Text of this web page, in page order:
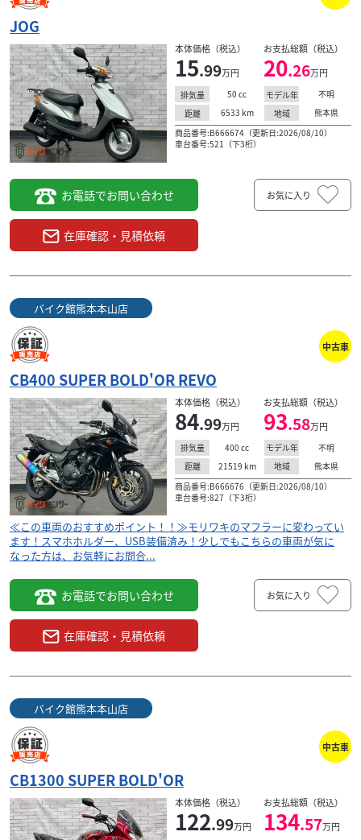
JOG
本体価格（税込）
15.99万円
お支払総額（税込）
20.26万円
排気量 50 cc モデル年
不明
距離
6533 km 地域
熊本県
商品番号:B666674（更新日:2026/08/10）
車台番号:521（下3桁）
お電話でお問い合わせ
在庫確認・見積依頼
お気に入り
バイク館熊本本山店
中古車
CB400 SUPER BOLD'OR REVO
本体価格（税込）
84.99万円
お支払総額（税込）
93.58万円
排気量 400 cc モデル年
不明
距離
21519 km 地域
熊本県
商品番号:B666676（更新日:2026/08/10）
車台番号:827（下3桁）
≪この車両のおすすめポイント！！≫モリワキのマフラーに変わってい
ます！スマホホルダー、USB装備済み！少しでもこちらの車両が気に
なった方は、お気軽にお問合...
お電話でお問い合わせ
在庫確認・見積依頼
お気に入り
バイク館熊本本山店
中古車
CB1300 SUPER BOLD'OR
本体価格（税込）
122.99万円
お支払総額（税込）
134.57万円